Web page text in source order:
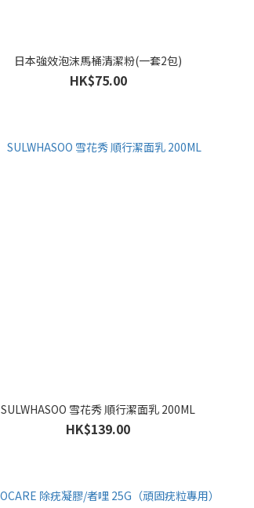
日本強效泡沫馬桶清潔粉(一套2包)
HK$75.00
SULWHASOO 雪花秀 順行潔面乳 200ML
HK$139.00